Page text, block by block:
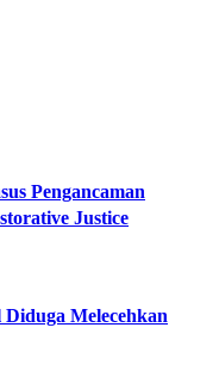
Pengancaman
Justice
Melecehkan